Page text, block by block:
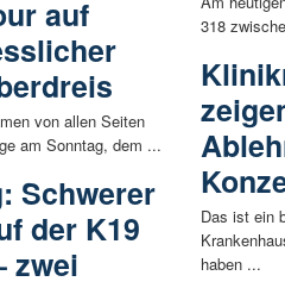
auf
von allen Seiten
am Sonntag, dem ...
Schwerer
der K19
zwei
318
Das ist ein
haben ...